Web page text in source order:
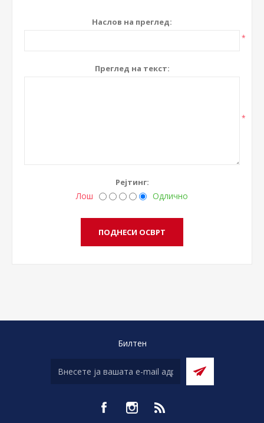
Наслов на преглед:
*
Преглед на текст:
*
Рејтинг:
Лош Одлично
Билтен